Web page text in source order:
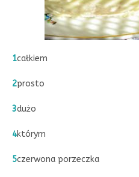
1całkiem
2prosto
3dużo
4którym
5czerwona porzeczka